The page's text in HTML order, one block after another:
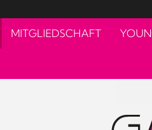
MITGLIEDSCHAFT